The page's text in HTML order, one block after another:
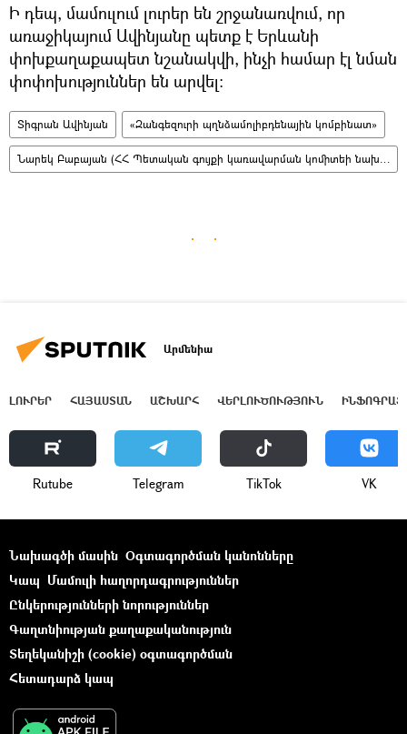
Ի դեպ, մամուլում լուրեր են շրջանառվում, որ
առաջիկայում Ավինյանը պետք է Երևանի
փոխքաղաքապետ նշանակվի, ինչի համար էլ նման
փոփոխություններ են արվել։
Տիգրան Ավինյան «Զանգեզուրի պղնձամոլիբդենային կոմբինատ»
Նարեկ Բաբայան (ՀՀ Պետական գույքի կառավարման կոմիտեի նախագահ)
Արմենիա
ԼՈՒՐԵՐ ՀԱՅԱՍՏԱՆ ԱՇԽԱՐՀ ՎԵՐԼՈՒԾՈՒԹՅՈՒՆ
Rutube Telegram ТikТоk VK
Նախագծի մասին Օգտագործման կանոնները
Կապ Մամուլի հաղորդագրություններ
Ընկերությունների նորություններ
Գաղտնիության քաղաքականություն
Տեղեկանիշի (cookie) օգտագործման
Հետադարձ կապ